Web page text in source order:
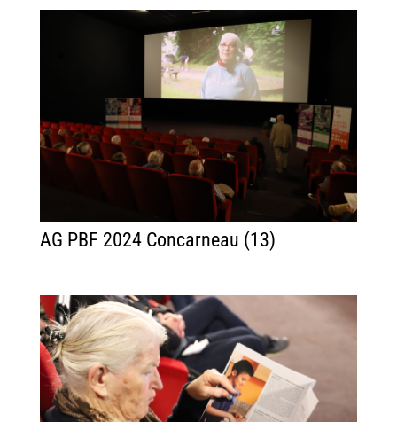
AG PBF 2024 Concarneau (13)